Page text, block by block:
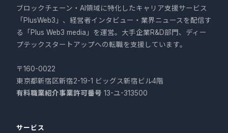
ブロックチェーン・AI領域に特化したキャリア支援サービス
「PlusWeb3」、経営者インタビュー・業界ニュースを配信す
る「Plus Web3 media」を運営。大手企業R&D部門、ディー
プテックスタートアップへの転職を支援しています。
〒160-0022
東京都新宿区新宿2-19-1 ビッグス新宿ビル4階
有料職業紹介事業許可番号 13-ユ-313500
サービス